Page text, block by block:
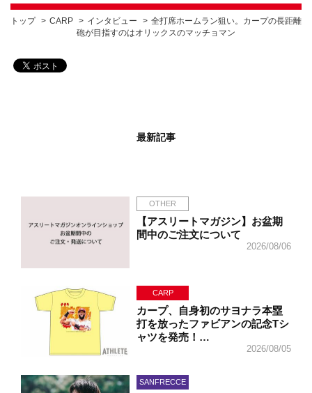
トップ CARP インタビュー
全打席ホームラン狙い。カープの長距離
砲が目指すのはオリックスのマッチョマン
最新記事
OTHER
【アスリートマガジン】お盆期
間中のご注文について
2026/08/06
CARP
カープ、自身初のサヨナラ本塁
打を放ったファビアンの記念Tシ
ャツを発売！…
2026/08/05
SANFRECCE